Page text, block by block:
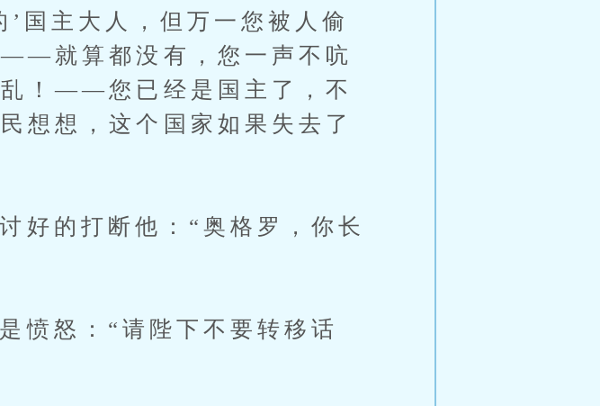
国主大人，但万一您被人偷
就算都没有，您一声不吭
！——您已经是国主了，不
想想，这个国家如果失去了
的打断他：“奥格罗，你长
怒：“请陛下不要转移话